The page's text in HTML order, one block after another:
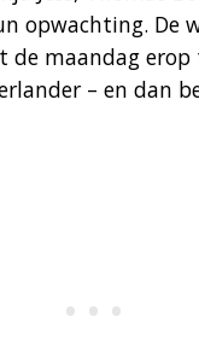
opwachting. De
de maandag erop
– en dan